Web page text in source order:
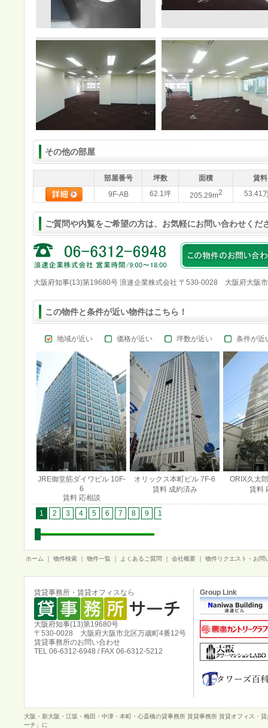
その他の部屋
部屋番号 坪数 面積
賃料
9F-AB
62.1坪 205.29m2 53.41
ご質問や内覧をご希望の方は、お気軽にお問い合わせくだ
大阪府知事(13)第19680号 浪速企業株式会社 〒530-0028 大阪府大阪
この物件と条件が近い物件はこちら！
地域が近い 価格が近い 坪数が近い 条件が近
JRE御堂筋ダイワビル 10F-
6
賃料 応相談
オリックス本町ビル 7F-6
賃料 成約済み
ORIX久太
賃料
1 2 3 4 5 6 7 8 9 10
ホーム 物件検索 物件一覧 よくあるご質問 会社概要 物件リクエスト・お問
賃貸事務所・賃貸オフィスなら
大阪府知事(13)第19680号
〒530-0028 大阪府大阪市北区万歳町4番12号
賃貸事務所のお問い合わせ
TEL 06-6312-6948 / FAX 06-6312-5212
Group Link
大阪・新大阪・江坂・梅田・中津・本町・心斎橋の貸事務所 賃貸事務所 賃貸オフィス・
ーチ」に